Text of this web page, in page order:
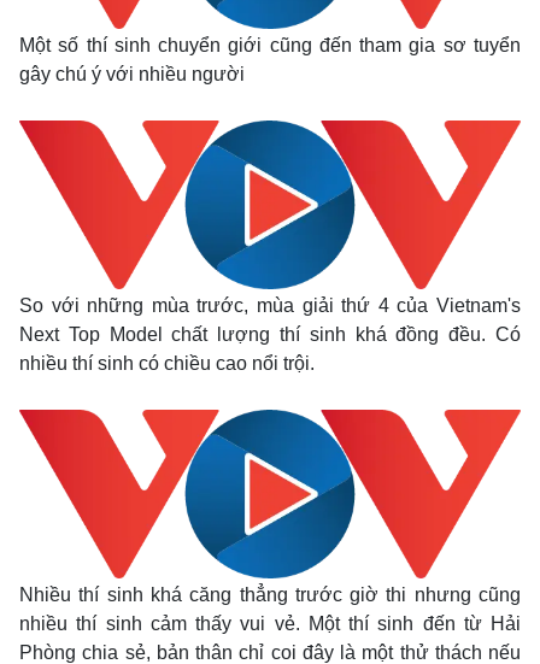
Một số thí sinh chuyển giới cũng đến tham gia sơ tuyển
gây chú ý với nhiều người
So với những mùa trước, mùa giải thứ 4 của Vietnam's
Next Top Model chất lượng thí sinh khá đồng đều. Có
nhiều thí sinh có chiều cao nổi trội.
Nhiều thí sinh khá căng thẳng trước giờ thi nhưng cũng
nhiều thí sinh cảm thấy vui vẻ. Một thí sinh đến từ Hải
Phòng chia sẻ, bản thân chỉ coi đây là một thử thách nếu